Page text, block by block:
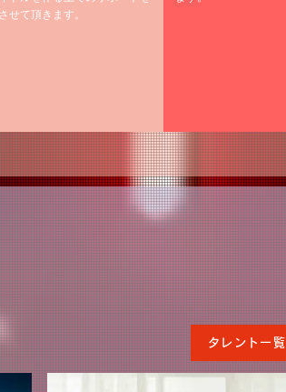
させて頂きます。
タレント一覧